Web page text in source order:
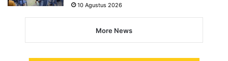
10 Agustus 2026
More News